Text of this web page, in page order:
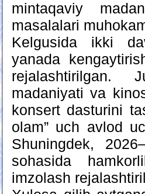
mintaqaviy
masalalari
Kelgusida ikki
yanada
rejalashtirilgan.
madaniyati va
konsert dasturini
olam” uch avlod
Shuningdek,
sohasida
imzolash